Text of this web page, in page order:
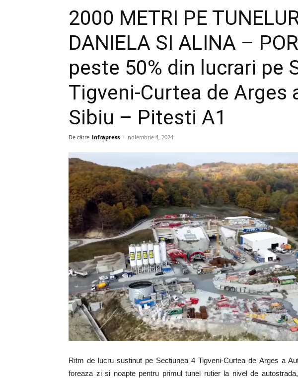
2000 METRI PE
DANIELA SI ALINA –
peste 50% din lucrari pe
Tigveni-Curtea de Arges
Sibiu – Pitesti A1
De către Infrapress - noiembrie 4, 2024
Ritm de lucru sustinut pe Sectiunea 4 Tigveni-Curtea de Arges a
foreaza zi si noapte pentru primul tunel rutier la nivel de